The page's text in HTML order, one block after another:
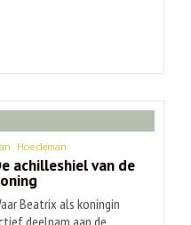
Hoedeman
achilleshiel van de
Beatrix als koningin
deelnam aan de ...